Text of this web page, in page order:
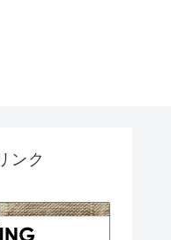
ンク